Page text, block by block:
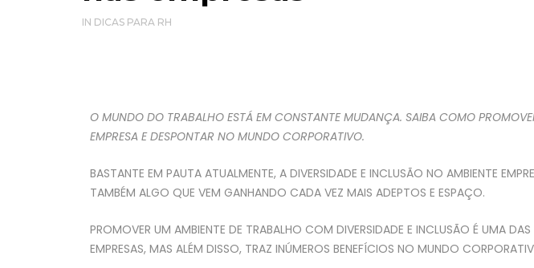
IN DICAS PARA RH
O MUNDO DO TRABALHO ESTÁ EM CONSTANTE MUDANÇA. SAIBA COMO
EMPRESA E DESPONTAR NO MUNDO CORPORATIVO.
BASTANTE EM PAUTA ATUALMENTE, A DIVERSIDADE E INCLUSÃO NO AMBIENTE
TAMBÉM ALGO QUE VEM GANHANDO CADA VEZ MAIS ADEPTOS E ESPAÇO.
PROMOVER UM AMBIENTE DE TRABALHO COM DIVERSIDADE E INCLUSÃO É UMA DAS
EMPRESAS, MAS ALÉM DISSO, TRAZ INÚMEROS BENEFÍCIOS NO MUNDO